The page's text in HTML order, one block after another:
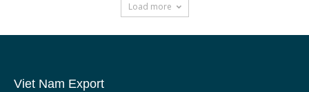
Load more
Viet Nam Export